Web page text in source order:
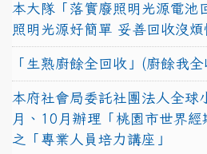
本大隊「落實廢照明光源電池
照明光源好簡單 妥善回收沒煩
「生熟廚餘全回收」(廚餘我
本府社會局委託社團法人全球
月、10月辦理「桃園市世界經
之「專業人員培力講座」